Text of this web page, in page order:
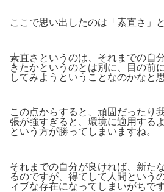
ここで思い出したのは「素直さ」
素直さというのは、それまでの自
きたかというのとは別に、目の前
してみようということなのかなと
この点からすると、頑固だったり
張が強すぎると、環境に適用する
という方が勝ってしまいますね。
それまでの自分が良ければ、新た
るのですが、得てして人間という
ィブな存在になってしまいがちです